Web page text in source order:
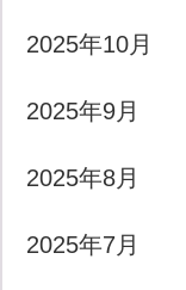
2025年10月
2025年9月
2025年8月
2025年7月